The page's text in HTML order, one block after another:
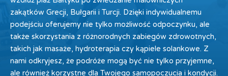
zakątków Grecji, Bułgarii i Turcji. Dzięki indywidualnemu
podejściu oferujemy nie tylko możliwość odpoczynku, ale
także skorzystania z różnorodnych zabiegów zdrowotnych,
takich jak masaże, hydroterapia czy kąpiele solankowe. Z
nami odkryjesz, że podróże mogą być nie tylko przyjemne,
ale również korzystne dla Twojego samopoczucia i kondycji.